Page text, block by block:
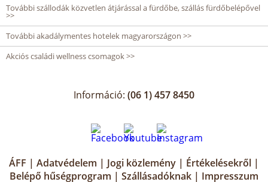
További szállodák közvetlen átjárással a fürdőbe, szállás fürdőbelépővel
>>
További akadálymentes hotelek magyarországon >>
Akciós családi wellness csomagok >>
Információ: (06 1) 457 8450
ÁFF | Adatvédelem | Jogi közlemény | Értékelésekről |
Belépő hűségprogram | Szállásadóknak | Impresszum